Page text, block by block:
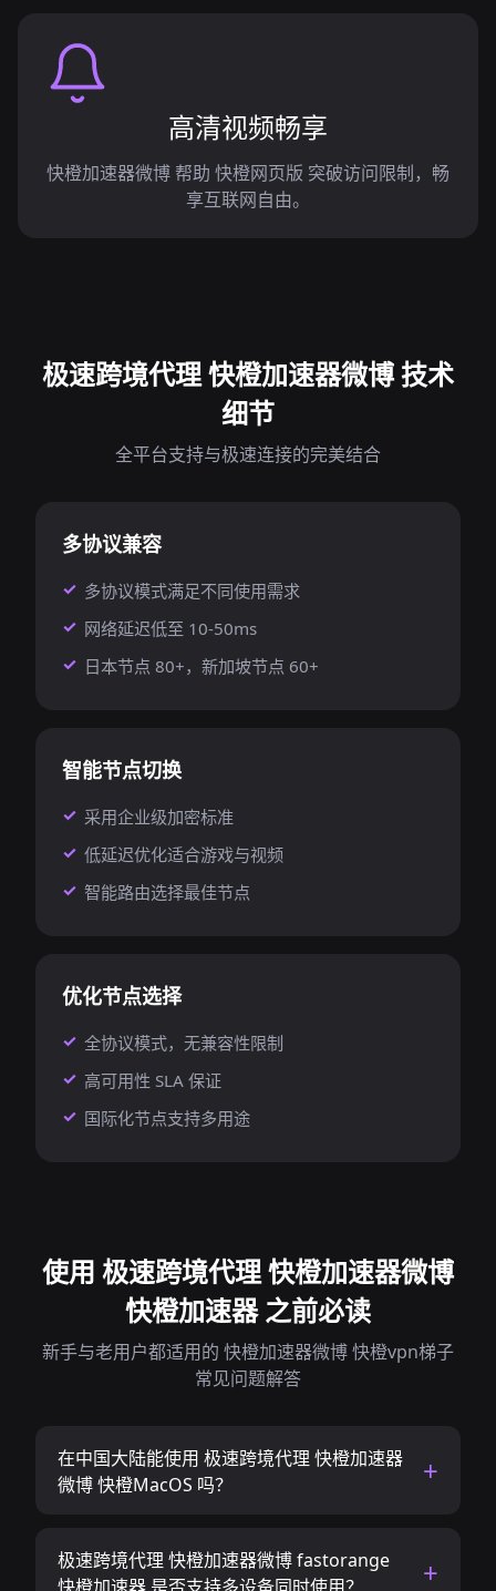
高清视频畅享
快橙加速器微博 帮助 快橙网页版 突破访问限制，畅
享互联网自由。
极速跨境代理 快橙加速器微博 技术
细节
全平台支持与极速连接的完美结合
多协议兼容
多协议模式满足不同使用需求
网络延迟低至 10-50ms
日本节点 80+，新加坡节点 60+
智能节点切换
采用企业级加密标准
低延迟优化适合游戏与视频
智能路由选择最佳节点
优化节点选择
全协议模式，无兼容性限制
高可用性 SLA 保证
国际化节点支持多用途
使用 极速跨境代理 快橙加速器微博
快橙加速器 之前必读
新手与老用户都适用的 快橙加速器微博 快橙vpn梯子
常见问题解答
在中国大陆能使用 极速跨境代理 快橙加速器
微博 快橙MacOS 吗？
极速跨境代理 快橙加速器微博 fastorange